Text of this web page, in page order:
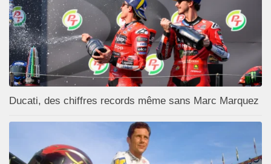
Ducati, des chiffres records même sans Marc Marquez